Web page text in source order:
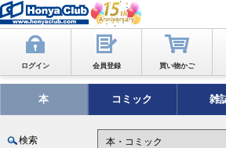
ログイン 会員登録 買い物かご
本 コミック 雑
検索